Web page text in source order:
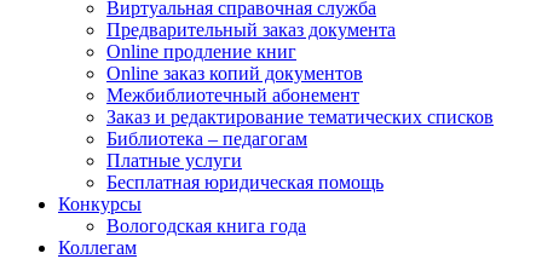
Виртуальная справочная служба
Предварительный заказ документа
Online продление книг
Online заказ копий документов
Межбиблиотечный абонемент
Заказ и редактирование тематических списков
Библиотека – педагогам
Платные услуги
Бесплатная юридическая помощь
Конкурсы
Вологодская книга года
Коллегам